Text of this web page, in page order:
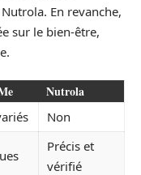
En revanche,
sur le bien-être,
Nutrola
Non
Précis et
vérifié